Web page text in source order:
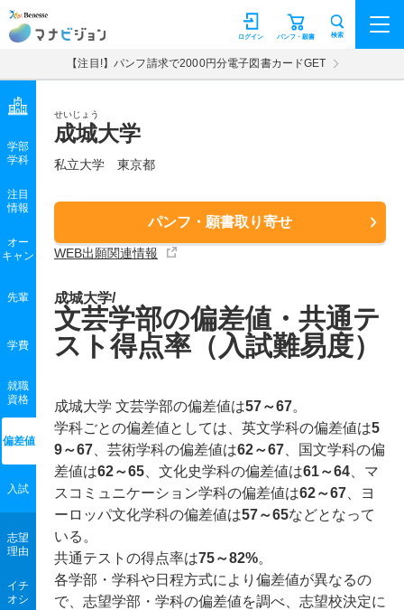
マナビジョン パンフ・願書
ログイン 検索
【注目!】パンフ請求で2000円分電子図書カードGET
せいじょう
成城大学
私立大学 東京都
パンフ・願書取り寄せ
WEB出願関連情報
学部
学科
注目
情報
オー
キャン
先輩
学費
就職
資格
偏差値
入試
志望
理由
イチ
オシ
成城大学/
文芸学部の偏差値・共通テ
スト得点率（入試難易度）
成城大学 文芸学部の偏差値は57～67。
学科ごとの偏差値としては、英文学科の偏差値は5
9～67 、芸術学科の偏差値は62～67 、国文学科の偏
差値は62～65 、文化史学科の偏差値は61～64 、マ
スコミュニケーション学科の偏差値は62～67 、ヨ
ーロッパ文化学科の偏差値は57～65などとなって
いる。
共通テストの得点率は75～82%。
各学部・学科や日程方式により偏差値が異なるの
で、志望学部・学科の偏差値を調べ、志望校決定に